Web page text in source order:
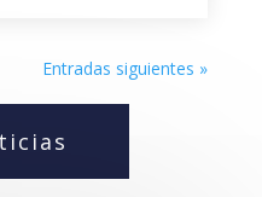
Entradas siguientes »